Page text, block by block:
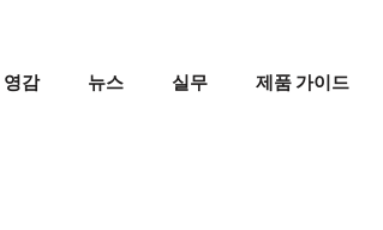
영감 뉴스 실무 제품 가이드